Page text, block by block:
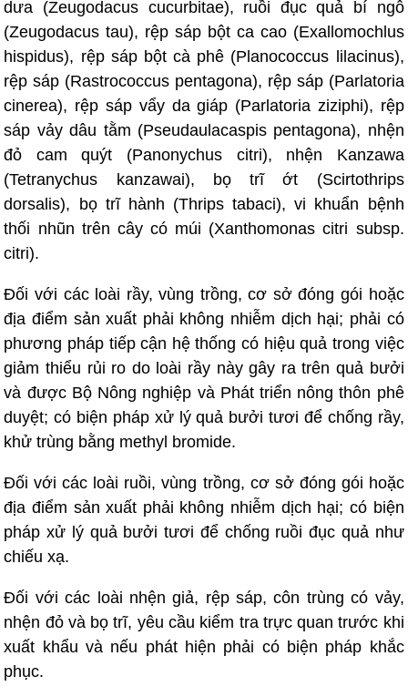
dưa (Zeugodacus cucurbitae), ruồi đục quả bí ngô
(Zeugodacus tau), rệp sáp bột ca cao (Exallomochlus
hispidus), rệp sáp bột cà phê (Planococcus lilacinus),
rệp sáp (Rastrococcus pentagona), rệp sáp (Parlatoria
cinerea), rệp sáp vẩy da giáp (Parlatoria ziziphi), rệp
sáp vảy dâu tằm (Pseudaulacaspis pentagona), nhện
đỏ cam quýt (Panonychus citri), nhện Kanzawa
(Tetranychus kanzawai), bọ trĩ ớt (Scirtothrips
dorsalis), bọ trĩ hành (Thrips tabaci), vi khuẩn bệnh
thối nhũn trên cây có múi (Xanthomonas citri subsp.
citri).
Đối với các loài rầy, vùng trồng, cơ sở đóng gói hoặc
địa điểm sản xuất phải không nhiễm dịch hại; phải có
phương pháp tiếp cận hệ thống có hiệu quả trong việc
giảm thiểu rủi ro do loài rầy này gây ra trên quả bưởi
và được Bộ Nông nghiệp và Phát triển nông thôn phê
duyệt; có biện pháp xử lý quả bưởi tươi để chống rầy,
khử trùng bằng methyl bromide.
Đối với các loài ruồi, vùng trồng, cơ sở đóng gói hoặc
địa điểm sản xuất phải không nhiễm dịch hại; có biện
pháp xử lý quả bưởi tươi để chống ruồi đục quả như
chiếu xạ.
Đối với các loài nhện giả, rệp sáp, côn trùng có vảy,
nhện đỏ và bọ trĩ, yêu cầu kiểm tra trực quan trước khi
xuất khẩu và nếu phát hiện phải có biện pháp khắc
phục.